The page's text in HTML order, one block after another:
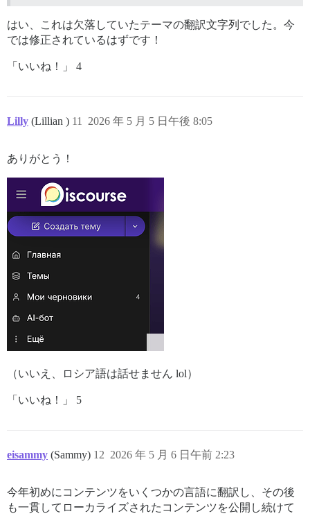
はい、これは欠落していたテーマの翻訳文字列でした。今
では修正されているはずです！
「いいね！」 4
Lilly (Lillian ) 2026 年 5 月 5 日午後 8:05
11
ありがとう！
（いいえ、ロシア語は話せません lol）
「いいね！」 5
eisammy (Sammy) 2026 年 5 月 6 日午前 2:23
12
今年初めにコンテンツをいくつかの言語に翻訳し、その後
も一貫してローカライズされたコンテンツを公開し続けて